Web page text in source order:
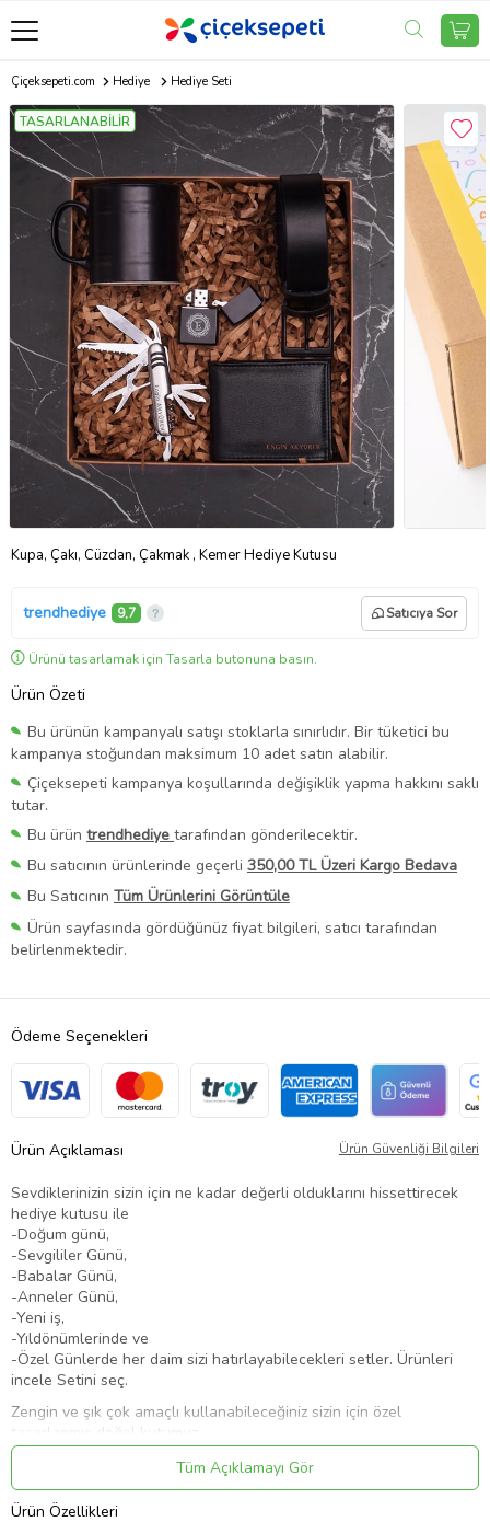
Çiçeksepeti.com Hediye Hediye Seti
TASARLANABİLİR
Kupa, Çakı, Cüzdan, Çakmak , Kemer Hediye Kutusu
trendhediye 9,7 Satıcıya Sor
Ürünü tasarlamak için Tasarla butonuna basın.
Ürün Özeti
Bu ürünün kampanyalı satışı stoklarla sınırlıdır. Bir tüketici bu
kampanya stoğundan maksimum 10 adet satın alabilir.
Çiçeksepeti kampanya koşullarında değişiklik yapma hakkını saklı
tutar.
Bu ürün trendhediye tarafından gönderilecektir.
Bu satıcının ürünlerinde geçerli 350,00 TL Üzeri Kargo Bedava
Bu Satıcının Tüm Ürünlerini Görüntüle
Ürün sayfasında gördüğünüz fiyat bilgileri, satıcı tarafından
belirlenmektedir.
Ödeme Seçenekleri
Ürün Açıklaması Ürün Güvenliği Bilgileri
Sevdiklerinizin sizin için ne kadar değerli olduklarını hissettirecek
hediye kutusu ile
-Doğum günü,
-Sevgililer Günü,
-Babalar Günü,
-Anneler Günü,
-Yeni iş,
-Yıldönümlerinde ve
-Özel Günlerde her daim sizi hatırlayabilecekleri setler. Ürünleri
incele Setini seç.
Zengin ve şık çok amaçlı kullanabileceğiniz sizin için özel
tasarlanmış doğal kutumuz,
kaliteli ürün setlerimiz ile ister kendini şımart ister sevdiklerine
onları özel olduklarını hissettir.
Set İçerikleri:
Tüm Açıklamayı Gör
Ürün Özellikleri